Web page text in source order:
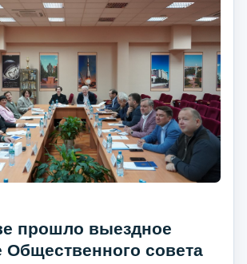
прошло выездное
Общественного совета